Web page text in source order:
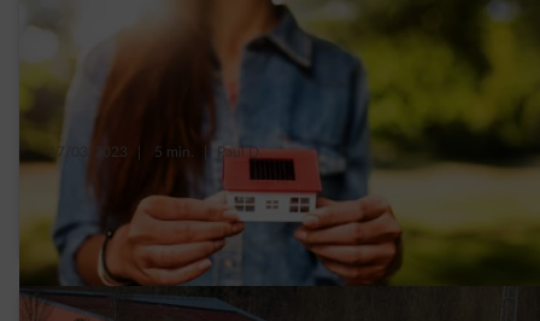
17/03/2023 5 min. Paul D.
3 solutions pour financer vos panneaux
solaires